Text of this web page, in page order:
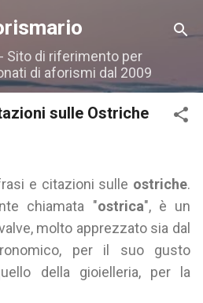
principali
Sito di riferimento per
di aforismi dal 2009
sulle Ostriche
e citazioni sulle ostriche.
chiamata "ostrica", è un
molto apprezzato sia dal
per il suo gusto
della gioielleria, per la